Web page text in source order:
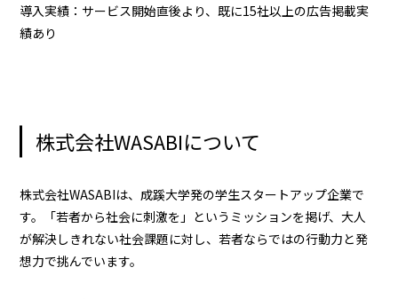
導入実績：サービス開始直後より、既に15社以上の広告掲載実
績あり
株式会社WASABIについて
株式会社WASABIは、成蹊大学発の学生スタートアップ企業で
す。「若者から社会に刺激を」というミッションを掲げ、大人
が解決しきれない社会課題に対し、若者ならではの行動力と発
想力で挑んでいます。